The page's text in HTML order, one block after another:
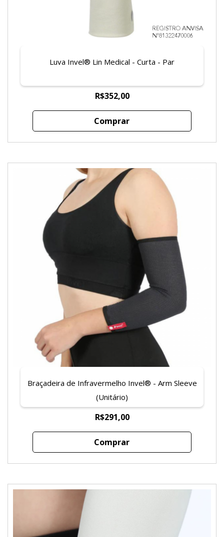
Luva Invel® Lin Medical - Curta - Par
R$352,00
Comprar
Braçadeira de Infravermelho Invel® - Arm Sleeve
(Unitário)
R$291,00
Comprar